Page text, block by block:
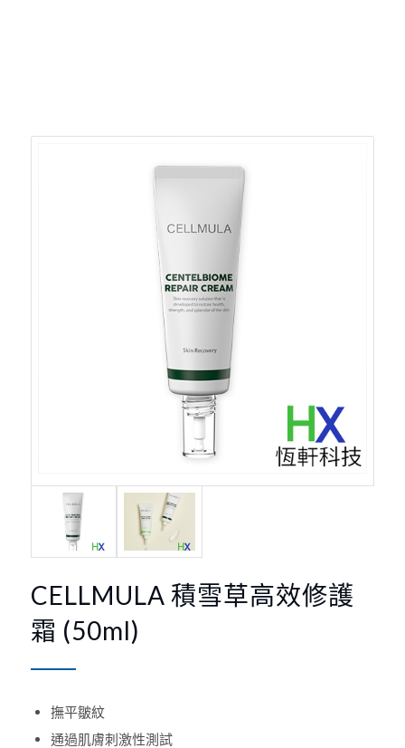
CELLMULA 積雪草高效修護
霜 (50ml)
撫平皺紋
通過肌膚刺激性測試